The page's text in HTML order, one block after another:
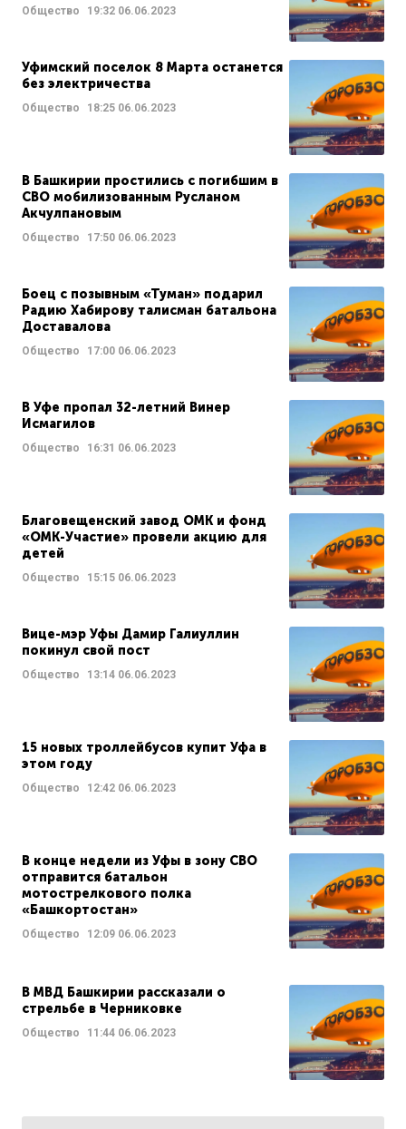
Общество 19:32 06.06.2023
Уфимский поселок 8 Марта останется
без электричества
Общество 18:25 06.06.2023
В Башкирии простились с погибшим в
СВО мобилизованным Русланом
Акчулпановым
Общество 17:50 06.06.2023
Боец с позывным «Туман» подарил
Радию Хабирову талисман батальона
Доставалова
Общество 17:00 06.06.2023
В Уфе пропал 32-летний Винер
Исмагилов
Общество 16:31 06.06.2023
Благовещенский завод ОМК и фонд
«ОМК-Участие» провели акцию для
детей
Общество 15:15 06.06.2023
Вице-мэр Уфы Дамир Галиуллин
покинул свой пост
Общество 13:14 06.06.2023
15 новых троллейбусов купит Уфа в
этом году
Общество 12:42 06.06.2023
В конце недели из Уфы в зону СВО
отправится батальон
мотострелкового полка
«Башкортостан»
Общество 12:09 06.06.2023
В МВД Башкирии рассказали о
стрельбе в Черниковке
Общество 11:44 06.06.2023